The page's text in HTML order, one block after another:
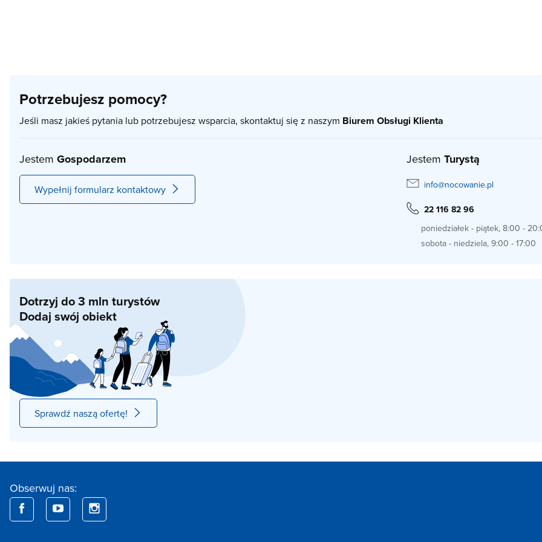
Potrzebujesz pomocy?
Jeśli masz jakieś pytania lub potrzebujesz wsparcia, skontaktuj się z naszym Biurem Obsługi Klienta
Jestem Gospodarzem
Wypełnij formularz kontaktowy
Jestem Turystą
info@nocowanie.pl
22 116 82 96
poniedziałek - piątek, 8:00 -
sobota - niedziela, 9:00 - 17:00
Dotrzyj do 3 mln turystów
Dodaj swój obiekt
Sprawdź naszą ofertę!
Obserwuj nas: